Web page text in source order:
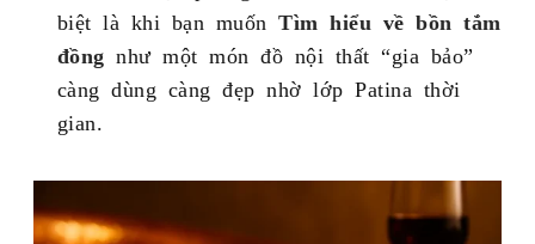
biệt là khi bạn muốnTìm hiểu về bồn tắm
đồng như một món đồ nội thất “gia bảo”
càng dùng càng đẹp nhờ lớp Patina thời
gian.